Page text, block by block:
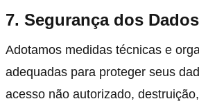
7. Segurança dos Dados
Adotamos medidas técnicas e
adequadas para proteger seus
acesso não autorizado,